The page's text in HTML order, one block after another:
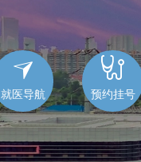

就医导航

预约挂号